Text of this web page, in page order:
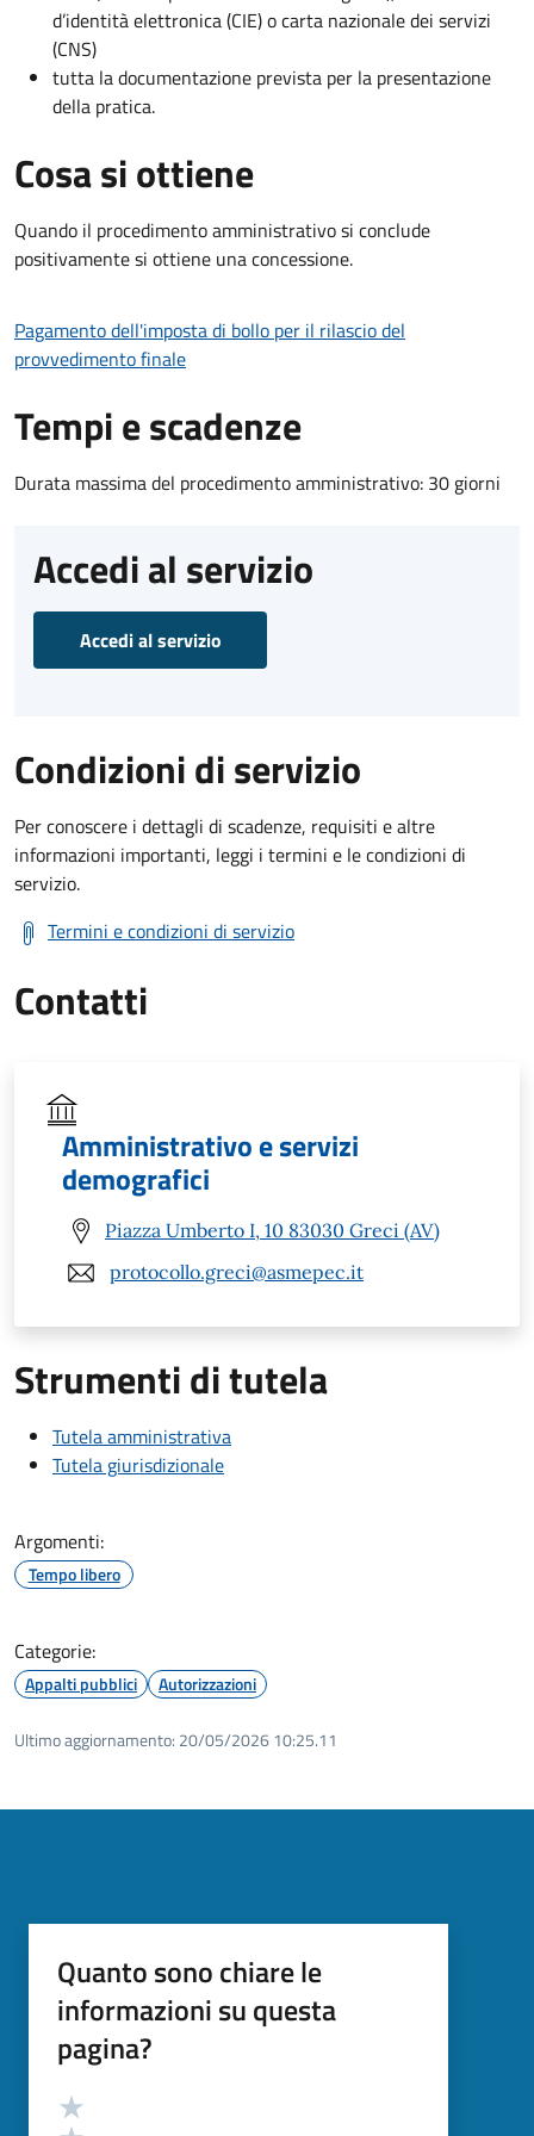
d’identità elettronica (CIE) o carta nazionale dei servizi
(CNS)
tutta la documentazione prevista per la presentazione
della pratica.
Cosa si ottiene
Quando il procedimento amministrativo si conclude
positivamente si ottiene una concessione.
Pagamento dell'imposta di bollo per il rilascio del
provvedimento finale
Tempi e scadenze
Durata massima del procedimento amministrativo: 30 giorni
Accedi al servizio
Accedi al servizio
Condizioni di servizio
Per conoscere i dettagli di scadenze, requisiti e altre
informazioni importanti, leggi i termini e le condizioni di
servizio.
Termini e condizioni di servizio
Contatti
Amministrativo e servizi
demografici
Piazza Umberto I, 10 83030 Greci (AV)
protocollo.greci@asmepec.it
Strumenti di tutela
Tutela amministrativa
Tutela giurisdizionale
Argomenti:
Tempo libero
Categorie:
Appalti pubblici Autorizzazioni
Ultimo aggiornamento: 20/05/2026 10:25.11
Quanto sono chiare le
informazioni su questa
pagina?
Valutazione